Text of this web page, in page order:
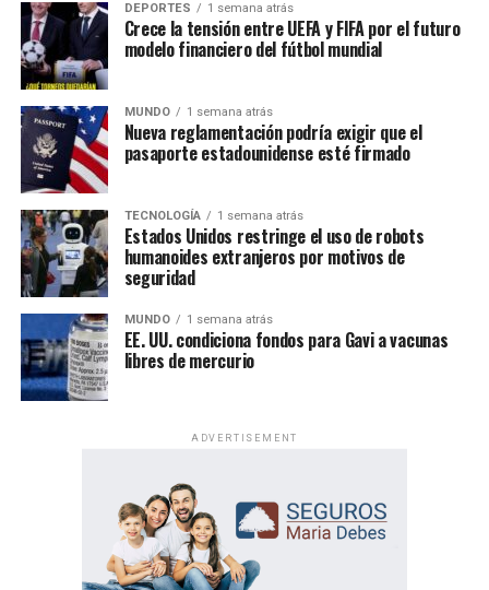
Un evento de alcance mundial
Las Asambleas Regionales “Felices para siempre” se
celebran en más de 230 países, mediante la organización
de más de 6,000 asambleas presentadas en más de 500
idiomas.
Por su parte, las Asambleas Internacionales ofrecerán el
programa en 36 idiomas, incluidos 11 lenguas de señas,
permitiendo que personas de diversas culturas e idiomas
internacionales participarán en actividades de predicación
local y en oportunidades de intercambio de ánimo con
hermanos de distintas partes del mundo.
DEPORTES 1 semana atrás
Crece la tensión entre UEFA y FIFA por el futuro
modelo financiero del fútbol mundial
MUNDO 1 semana atrás
Nueva reglamentación podría exigir que el
pasaporte estadounidense esté firmado
TECNOLOGÍA 1 semana atrás
Estados Unidos restringe el uso de robots
humanoides extranjeros por motivos de
seguridad
MUNDO 1 semana atrás
EE. UU. condiciona fondos para Gavi a vacunas
libres de mercurio
ADVERTISEMENT